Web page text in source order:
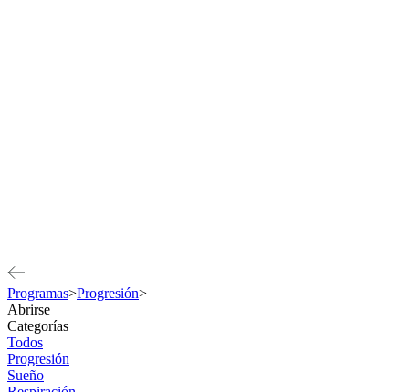
Programas>Progresión>
Abrirse
Categorías
Todos
Progresión
Sueño